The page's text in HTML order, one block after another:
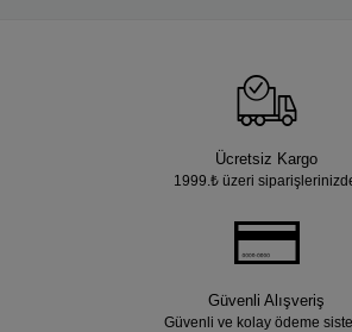
Ücretsiz Kargo
1999.₺ üzeri
Güvenli Alışveriş
Güvenli ve kolay ödeme